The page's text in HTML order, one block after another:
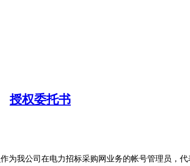
授权委托书
作为我公司在电力招标采购网业务的帐号管理员，